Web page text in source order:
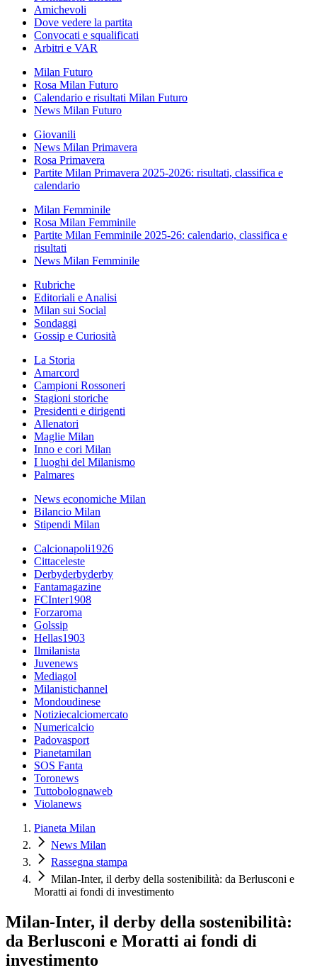
Amichevoli
Dove vedere la partita
Convocati e squalificati
Arbitri e VAR
Milan Futuro
Rosa Milan Futuro
Calendario e risultati Milan Futuro
News Milan Futuro
Giovanili
News Milan Primavera
Rosa Primavera
Partite Milan Primavera 2025-2026: risultati, classifica e
calendario
Milan Femminile
Rosa Milan Femminile
Partite Milan Femminile 2025-26: calendario, classifica e
risultati
News Milan Femminile
Rubriche
Editoriali e Analisi
Milan sui Social
Sondaggi
Gossip e Curiosità
La Storia
Amarcord
Campioni Rossoneri
Stagioni storiche
Presidenti e dirigenti
Allenatori
Maglie Milan
Inno e cori Milan
I luoghi del Milanismo
Palmares
News economiche Milan
Bilancio Milan
Stipendi Milan
Calcionapoli1926
Cittaceleste
Derbyderbyderby
Fantamagazine
FCInter1908
Forzaroma
Golssip
Hellas1903
Ilmilanista
Juvenews
Mediagol
Milanistichannel
Mondoudinese
Notiziecalciomercato
Numericalcio
Padovasport
Pianetamilan
SOS Fanta
Toronews
Tuttobolognaweb
Violanews
Pianeta Milan
News Milan
Rassegna stampa
Milan-Inter, il derby della sostenibilità: da Berlusconi e
Moratti ai fondi di investimento
Milan-Inter, il derby della sostenibilità:
da Berlusconi e Moratti ai fondi di
investimento